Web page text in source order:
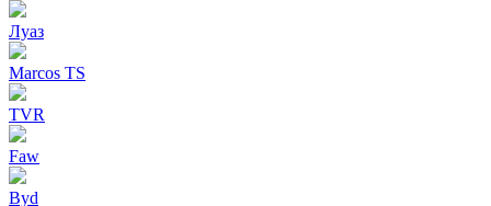
Луаз
Marcos TS
TVR
Faw
Byd